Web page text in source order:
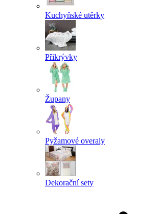
Kuchyňské utěrky
Přikrývky
Župany
Pyžamové overaly
Dekorační sety